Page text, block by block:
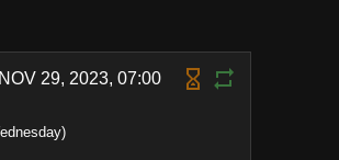
29, 2023, 07:00